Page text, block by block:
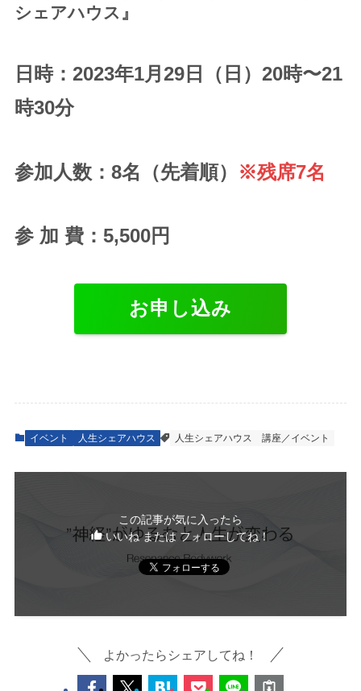
シェアハウス』
日時：2023年1月29日（日）20時〜21
時30分
参加人数：8名（先着順） ※残席7名
参 加 費：5,500円
お申し込み
イベント 人生シェアハウス 人生シェアハウス 講座／イベント
この記事が気に入ったら
いいね または フォローしてね！
よかったらシェアしてね！